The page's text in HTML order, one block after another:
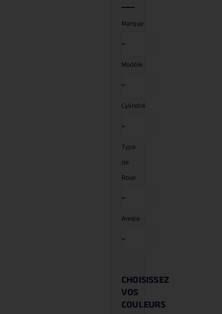
Marque
Modèle
Cylindré
Type
de
Roue
Année
CHOISISSEZ
VOS
COULEURS